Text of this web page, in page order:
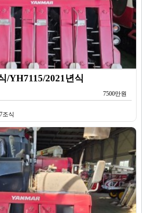
/YH7115/2021년식
7500만원
조식